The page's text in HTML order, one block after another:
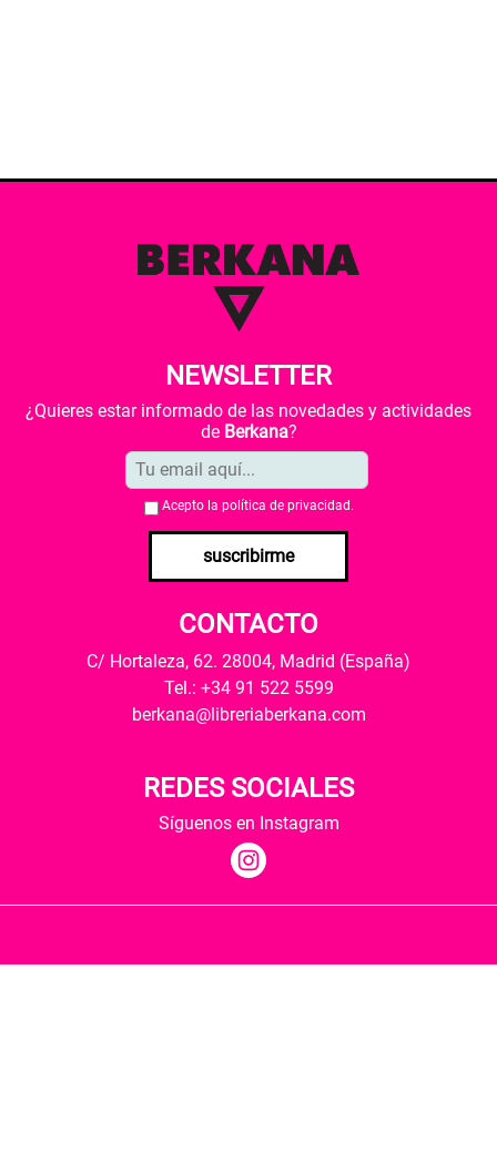
NEWSLETTER
¿Quieres estar informado de las novedades y actividades
de Berkana?
Acepto la política de privacidad .
suscribirme
CONTACTO
C/ Hortaleza, 62. 28004, Madrid (España)
Tel.: +34 91 522 5599
berkana@libreriaberkana.com
REDES SOCIALES
Síguenos en Instagram